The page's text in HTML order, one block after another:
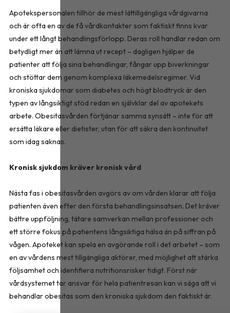
Apotekspersonalen tillhör de mest lättillgängliga vårdgivarna
och är ofta en av de få vårdkontakter som faktiskt finns kvar
under ett långt behandlingsförlopp. Deras roll handlar redan om
betydligt mer än att lämna ut recept – dagligen hjälper de
patienter att följa sina behandlingar, fångar upp biverkningar
och stöttar dem genom komplexa läkemedelsregimer. Vid
kroniska sjukdomar som diabetes och högt blodtryck är den
typen av långsiktigt stöd redan en självklar del av apotekets
arbete. Obesitasvården förtjänar samma synsätt – inte för att
ersätta läkare eller dietister, utan för att säkra den kontinuitet
som idag saknas.
Kronisk sjukdom kräver kronisk vård
Nästa fas i obesitasvården avgörs av om vården klarar att följa
patienten även efter den första behandlingsinsatsen. Det kräver
bättre uppföljning, tätare samverkan mellan professioner och
ett större fokus på patientens långsiktiga hälsa än på siffran på
vågen. Apoteket kan spela en avgörande roll i det arbetet – som
en av vårdens mest tillgängliga aktörer, med möjlighet att stärka
följsamhet och identifiera nutritionsrisker tidigt. Först när
vårdsystemet tar ansvar för hela patientresan kan vi säga att vi
behandlar obesitas som den kroniska sjukdom den faktiskt är.